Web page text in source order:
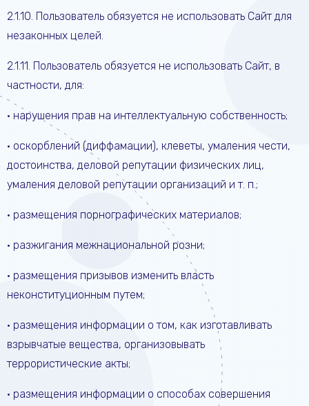
2.1.10. Пользователь обязуется не использовать Сайт для
незаконных целей.
2.1.11. Пользователь обязуется не использовать Сайт, в
частности, для:
• нарушения прав на интеллектуальную собственность;
• оскорблений (диффамации), клеветы, умаления чести,
достоинства, деловой репутации физических лиц,
умаления деловой репутации организаций и т. п.;
• размещения порнографических материалов;
• разжигания межнациональной розни;
• размещения призывов изменить власть
неконституционным путем;
• размещения информации о том, как изготавливать
взрывчатые вещества, организовывать
террористические акты;
• размещения информации о способах совершения